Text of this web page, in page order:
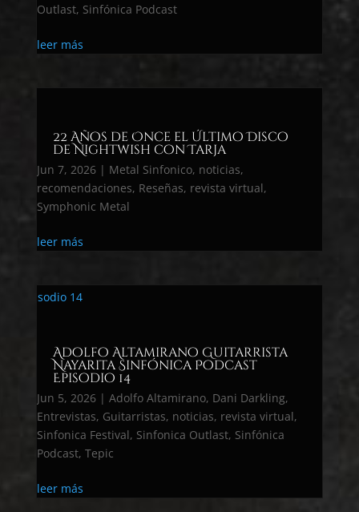
Outlast, Sinfónica Podcast
leer más
22 Años de Once el Último Disco
de Nightwish con Tarja
Jun 7, 2026| Metal Sinfonico, noticias,
recomendaciones, Reseñas, revista virtual,
Symphonic Metal
leer más
Adolfo Altamirano Guitarrista
Nayarita Sinfónica Podcast
Episodio 14
Jun 5, 2026| Adolfo Altamirano, Dani Darkling,
Entrevistas, Guitarristas, noticias, revista virtual,
Sinfonica Festival, Sinfonica Outlast, Sinfónica
Podcast, Tepic
leer más